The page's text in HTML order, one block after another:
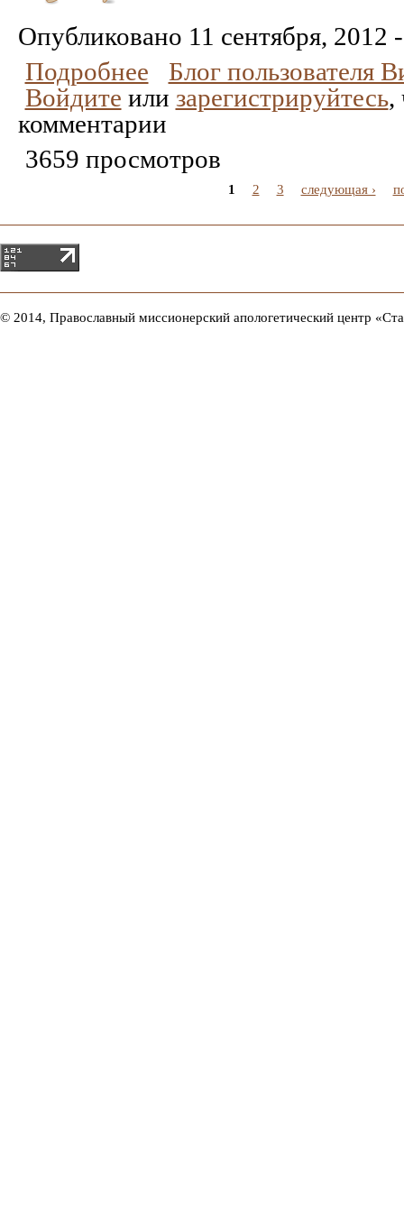
Опубликовано 11 сентября, 2012
Подробнее
Блог пользователя
Войдите или зарегистрируйтесь,
комментарии
3659 просмотров
1 2 3 следующая ›
© 2014, Православный миссионерский апологетический центр